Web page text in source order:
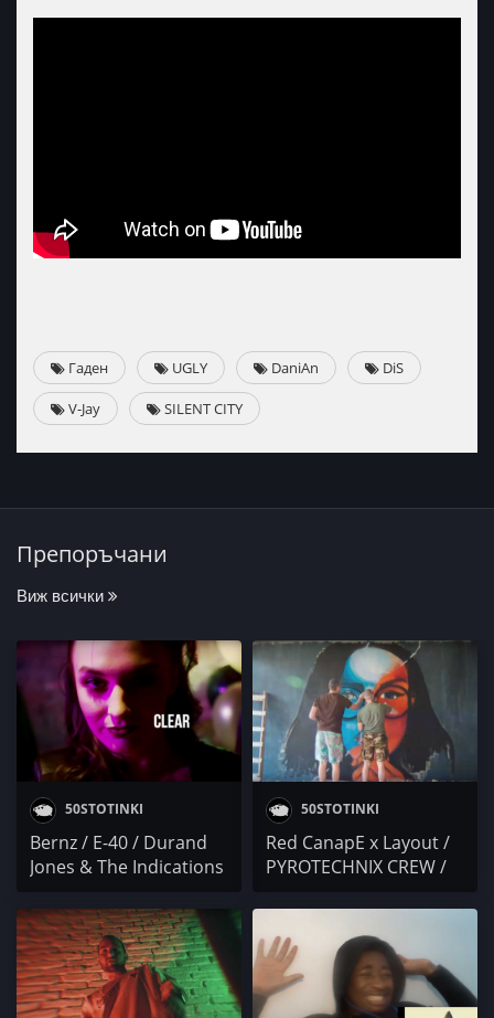
Гаден UGLY DaniAn DiS
V-Jay SILENT CITY
Препоръчани
Виж всички
50STOTINKI
Bernz / E-40 / Durand
Jones & The Indications
Little Dragon
50STOTINKI
Red CanapE x Layout /
PYROTECHNIX CREW /